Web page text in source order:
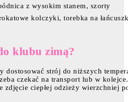
z wysokim stanem, szorty
kolczyki, torebka na
klubu zimą?
dostosować strój do niższych
czekać na transport lub w
zdjęcie ciepłej odzieży wierzchniej